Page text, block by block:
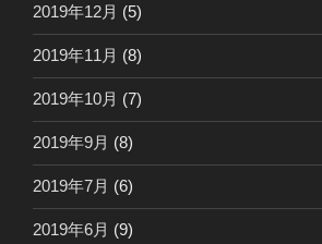
2019年12月 (5)
2019年11月 (8)
2019年10月 (7)
2019年9月 (8)
2019年7月 (6)
2019年6月 (9)